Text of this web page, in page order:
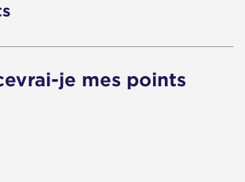
je mes points